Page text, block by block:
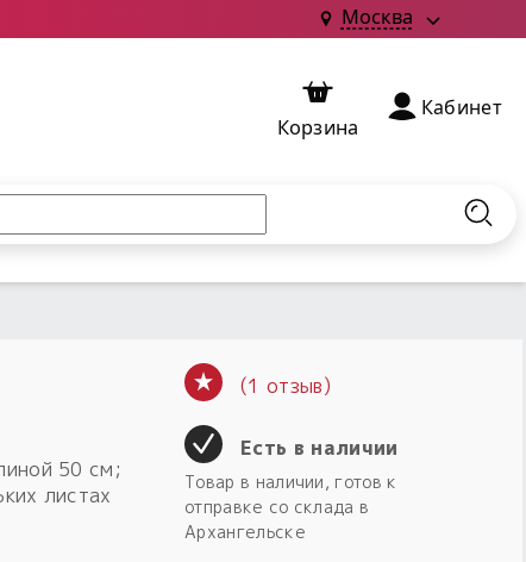
Москва
Корзина
Кабинет
50 см;
листах
(1 отзыв)
Есть в наличии
Товар в наличии, готов к
отправке со склада в
Архангельске